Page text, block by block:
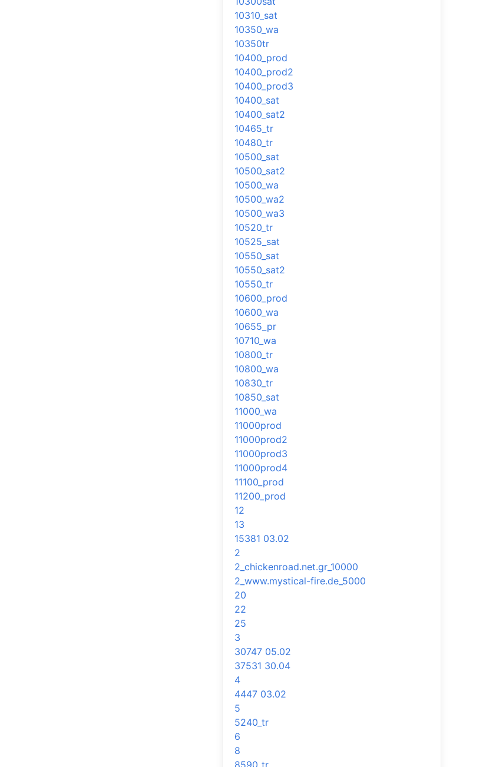
10310_sat
10350_wa
10350tr
10400_prod
10400_prod2
10400_prod3
10400_sat
10400_sat2
10465_tr
10480_tr
10500_sat
10500_sat2
10500_wa
10500_wa2
10500_wa3
10520_tr
10525_sat
10550_sat
10550_sat2
10550_tr
10600_prod
10600_wa
10655_pr
10710_wa
10800_tr
10800_wa
10830_tr
10850_sat
11000_wa
11000prod
11000prod2
11000prod3
11000prod4
11100_prod
11200_prod
12
13
15381 03.02
2
2_chickenroad.net.gr_10000
2_www.mystical-fire.de_5000
20
22
25
3
30747 05.02
37531 30.04
4
4447 03.02
5
5240_tr
6
8
8590_tr